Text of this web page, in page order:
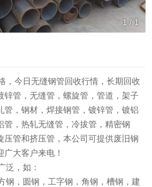
1/ 1
今日无缝钢管回收行情，长期回收
锌管，无缝管，螺旋管，管道，架子
管，钢材，焊接钢管，镀锌管，镀铝
管，热轧无缝管，冷拔管，精密钢
压管和挤压管，本公司可提供废旧钢
广大客户来电！
，如：
，圆钢，工字钢，角钢，槽钢，建